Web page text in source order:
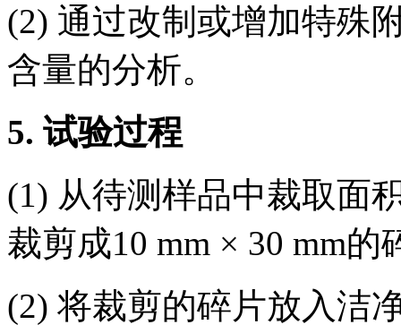
(2) 通过改制或增加特殊
含量的分析。
5. 试验过程
(1) 从待测样品中裁取面
裁剪成10 mm × 30 mm的
(2) 将裁剪的碎片放入洁